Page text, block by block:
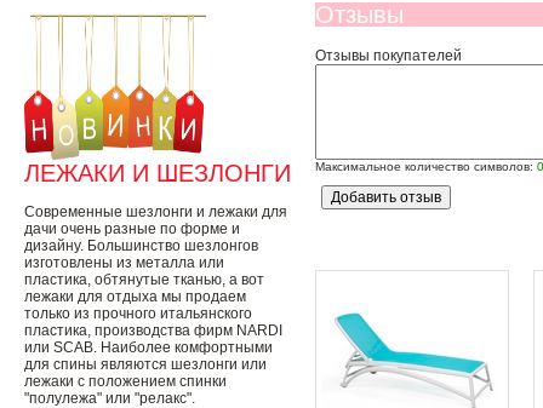
ЛЕЖАКИ И ШЕЗЛОНГИ
Современные шезлонги и лежаки для
дачи очень разные по форме и
дизайну. Большинство шезлонгов
изготовлены из металла или
пластика, обтянутые тканью, а вот
лежаки для отдыха мы продаем
только из прочного итальянского
пластика, производства фирм NARDI
или SCAB. Наиболее комфортными
для спины являются шезлонги или
лежаки с положением спинки
"полулежа" или "релакс".
Отзывы
Отзывы покупателей
Максимальное количество символов: 0